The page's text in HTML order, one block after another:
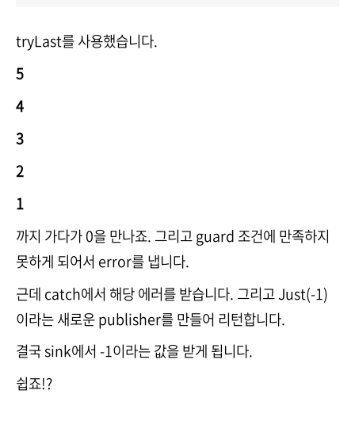
tryLast를 사용했습니다.
5
4
3
2
1
까지 가다가 0을 만나죠. 그리고 guard 조건에 만족하지
못하게 되어서 error를 냅니다.
근데 catch에서 해당 에러를 받습니다. 그리고 Just(-1)
이라는 새로운 publisher를 만들어 리턴합니다.
결국 sink에서 -1이라는 값을 받게 됩니다.
쉽죠!?